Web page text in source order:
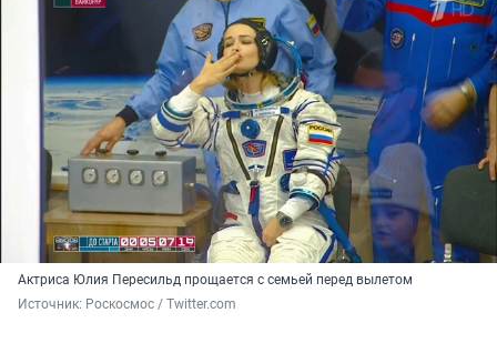
Актриса Юлия Пересильд прощается с семьей перед вылетом
Источник: Роскосмос / Twitter.com